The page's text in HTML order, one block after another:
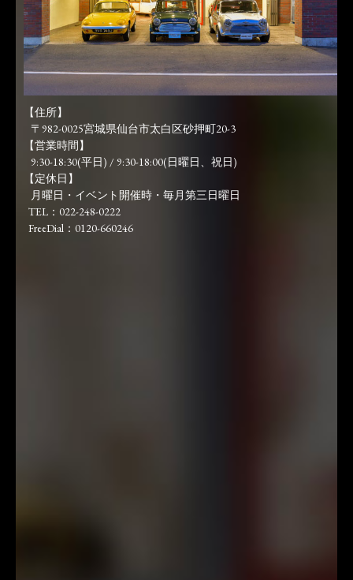
【住所】
〒982-0025宮城県仙台市太白区砂押町20-3
【営業時間】
9:30-18:30(平日) / 9:30-18:00(日曜日、祝日)
【定休日】
月曜日・イベント開催時・毎月第三日曜日
TEL：022-248-0222
FreeDial：0120-660246